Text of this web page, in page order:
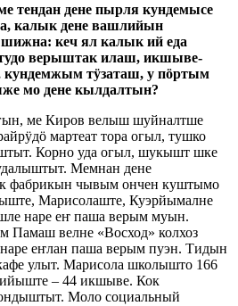
тендан дене пырля кундемысе
калык дене вашлийын
кеч ял калык ий еда
верыштак илаш, икшыве-
тӱзаташ, у пӧртым
мо дене кылдалтын?
ме Киров велыш шуйналтше
мартеат тора огыл, тушко
Корно уда огыл, шукышт шке
Мемнан дене
фабрикын чывым ончен куштымо
Марисолаште, Куэрйымалне
наре еҥ паша верым муын.
велне «Восход» колхоз
еҥлан паша верым пуэн. Тидын
улыт. Марисола школышто 166
– 44 икшыве. Кок
Моло социальный